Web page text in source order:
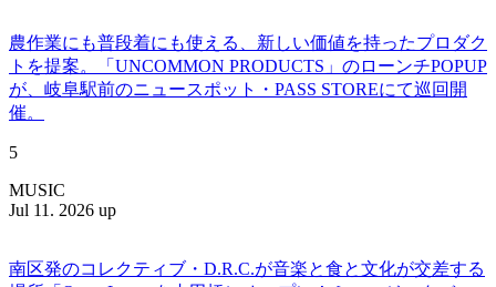
農作業にも普段着にも使える、新しい価値を持ったプロダク
トを提案。「UNCOMMON PRODUCTS」のローンチPOPUP
が、岐阜駅前のニュースポット・PASS STOREにて巡回開
催。
5
MUSIC
Jul 11. 2026 up
南区発のコレクティブ・D.R.C.が⾳楽と⾷と⽂化が交差する